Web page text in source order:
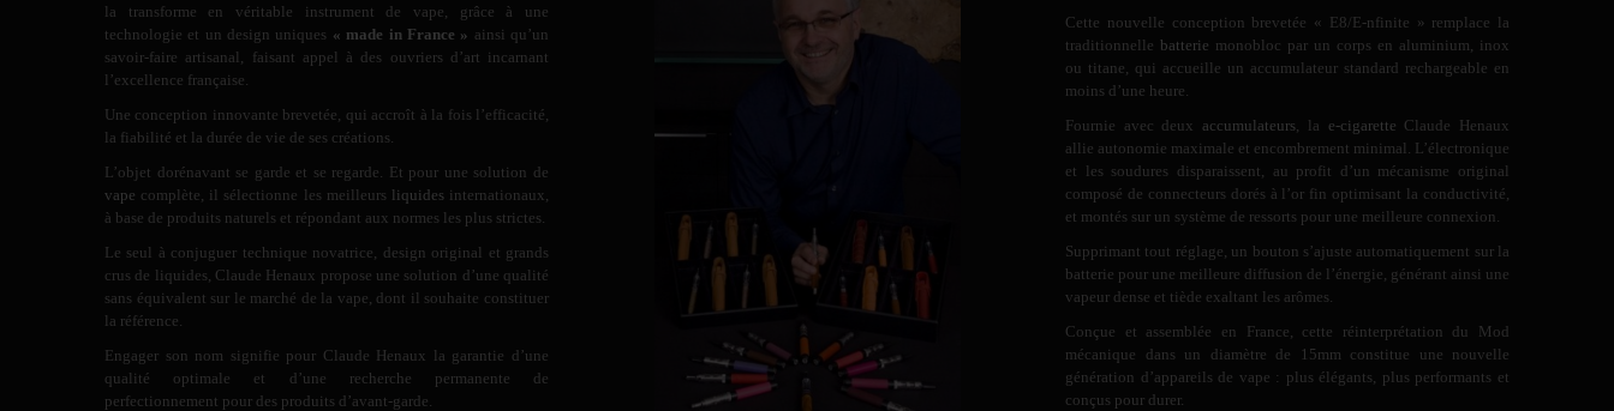
la transforme en véritable instrument de vape, grâce à une
technologie et un design uniques « made in France » ainsi qu’un
savoir-faire artisanal, faisant appel à des ouvriers d’art incarnant
l’excellence française.
Une conception innovante brevetée, qui accroît à la fois l’efficacité,
la fiabilité et la durée de vie de ses créations.
L’objet dorénavant se garde et se regarde. Et pour une solution de
vape complète, il sélectionne les meilleurs liquidesinternationaux,
à base de produits naturels et répondant aux normes les plus strictes.
Le seul à conjuguer technique novatrice, design original et grands
crus de liquides, Claude Henaux propose une solution d’une qualité
sans équivalent sur le marché de la vape, dont il souhaite constituer
la référence.
Engager son nom signifie pour Claude Henaux la garantie d’une
qualité optimale et d’une recherche permanente de
perfectionnement pour des produits d’avant-garde.
Cette nouvelle conception brevetée « E8/E-nfinite » remplace la
traditionnelle batterie monobloc par un corps en aluminium, inox
ou titane, qui accueille un accumulateur standard rechargeable en
moins d’une heure.
Fournie avec deux accumulateurs , la e-cigarette Claude Henaux
allie autonomie maximale et encombrement minimal. L’électronique
et les soudures disparaissent, au profit d’un mécanisme original
composé de connecteurs dorés à l’or fin optimisant la conductivité,
et montés sur un système de ressorts pour une meilleure connexion.
Supprimant tout réglage, un bouton s’ajuste automatiquement sur la
batterie pour une meilleure diffusion de l’énergie, générant ainsi une
vapeur dense et tiède exaltant les arômes.
Conçue et assemblée en France, cette réinterprétation du Mod
mécanique dans un diamètre de 15mm constitue une nouvelle
génération d’appareils de vape : plus élégants, plus performants et
conçus pour durer.